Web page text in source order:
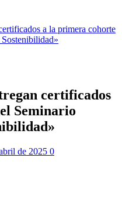
a la primera cohorte
certificados
Seminario
de 2025 0